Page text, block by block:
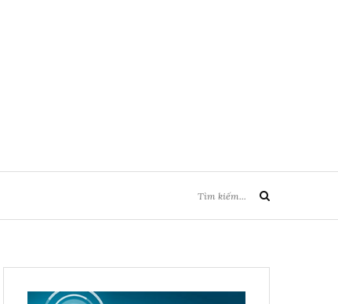
kiếm:
Tìm